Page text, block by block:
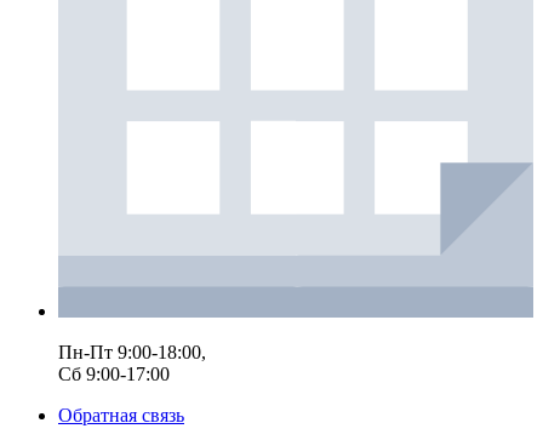
Пн-Пт 9:00-18:00,
Сб 9:00-17:00
Обратная связь